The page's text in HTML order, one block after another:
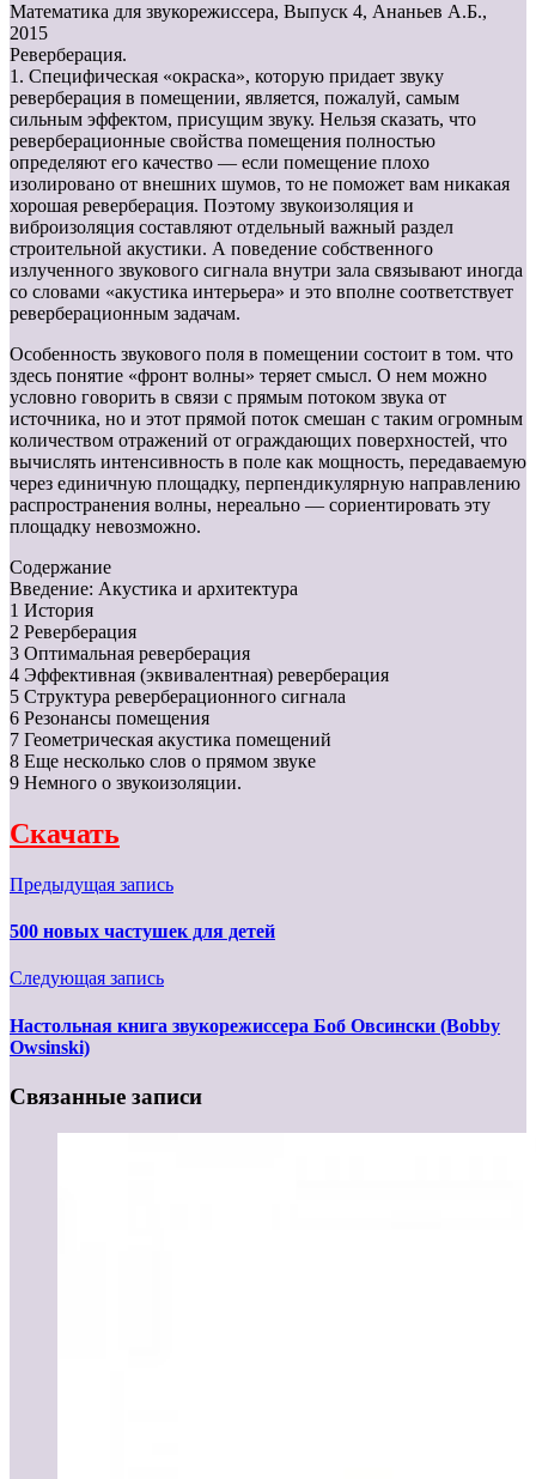
Математика для звукорежиссера, Выпуск 4, Ананьев А.Б.,
2015
Реверберация.
1. Специфическая «окраска», которую придает звуку
реверберация в помещении, является, пожалуй, самым
сильным эффектом, присущим звуку. Нельзя сказать, что
реверберационные свойства помещения полностью
определяют его качество — если помещение плохо
изолировано от внешних шумов, то не поможет вам никакая
хорошая реверберация. Поэтому звукоизоляция и
виброизоляция составляют отдельный важный раздел
строительной акустики. А поведение собственного
излученного звукового сигнала внутри зала связывают иногда
со словами «акустика интерьера» и это вполне соответствует
реверберационным задачам.
Особенность звукового поля в помещении состоит в том. что
здесь понятие «фронт волны» теряет смысл. О нем можно
условно говорить в связи с прямым потоком звука от
источника, но и этот прямой поток смешан с таким огромным
количеством отражений от ограждающих поверхностей, что
вычислять интенсивность в поле как мощность, передаваемую
через единичную площадку, перпендикулярную направлению
распространения волны, нереально — сориентировать эту
площадку невозможно.
Содержание
Введение: Акустика и архитектура
1 История
2 Реверберация
3 Оптимальная реверберация
4 Эффективная (эквивалентная) реверберация
5 Структура реверберационного сигнала
6 Резонансы помещения
7 Геометрическая акустика помещений
8 Еще несколько слов о прямом звуке
9 Немного о звукоизоляции.
Скачать
Предыдущая запись
500 новых частушек для детей
Следующая запись
Настольная книга звукорежиссера Боб Овсински (Bobby
Owsinski)
Связанные записи